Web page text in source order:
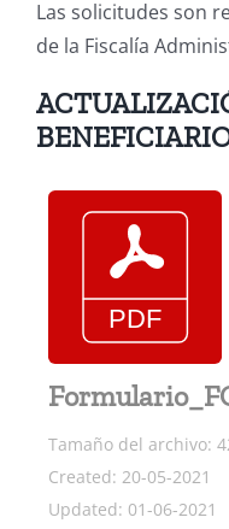
Las solicitudes son
de la Fiscalía
Tamaño del archivo:
Created: 20-05-2021
Updated: 01-06-2021